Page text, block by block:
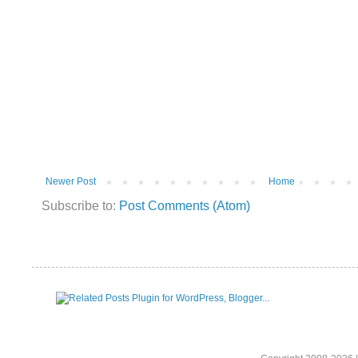
Newer Post Home
Subscribe to: Post Comments (Atom)